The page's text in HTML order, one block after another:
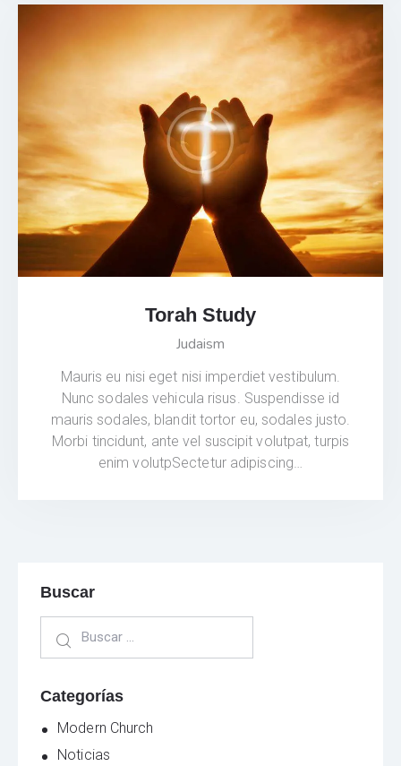
Torah Study
Judaism
Mauris eu nisi eget nisi imperdiet vestibulum.
Nunc sodales vehicula risus. Suspendisse id
mauris sodales, blandit tortor eu, sodales justo.
Morbi tincidunt, ante vel suscipit volutpat, turpis
enim volutpSectetur adipiscing…
Buscar
Categorías
Modern Church
Noticias